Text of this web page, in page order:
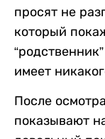
просят не
который
имеет
После
показывают